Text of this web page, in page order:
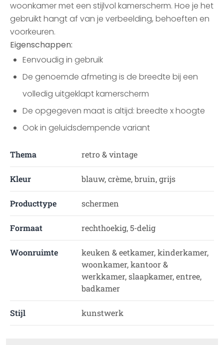
woonkamer met een stijlvol kamerscherm. Hoe je het
gebruikt hangt af van je verbeelding, behoeften en
voorkeuren.
Eigenschappen:
Eenvoudig in gebruik
De genoemde afmeting is de breedte bij een
volledig uitgeklapt kamerscherm
De opgegeven maat is altijd: breedte x hoogte
Ook in geluidsdempende variant
Thema retro & vintage
Kleur blauw, crème, bruin, grijs
Producttype schermen
Formaat rechthoekig, 5-delig
Woonruimte
keuken & eetkamer, kinderkamer,
woonkamer, kantoor &
werkkamer, slaapkamer, entree,
badkamer
Stijl kunstwerk